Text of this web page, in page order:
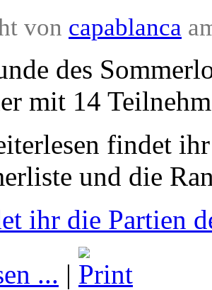
von capablanca
des
mit 14
findet
und die
ihr die Partien
... |